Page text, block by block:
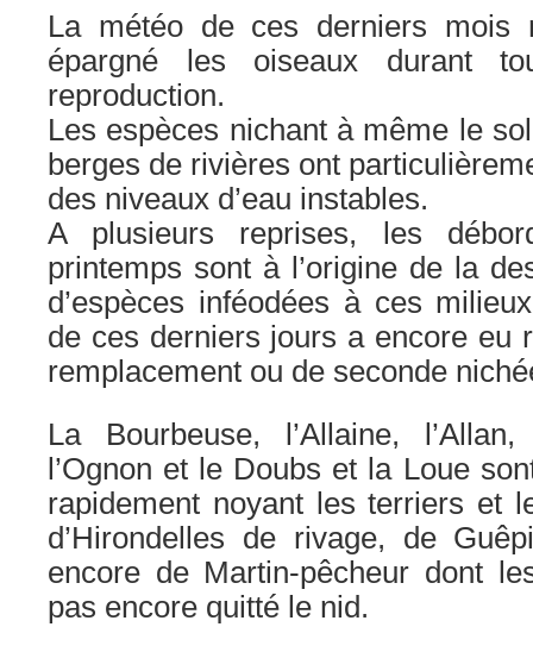
La météo de ces derniers mois
épargné les oiseaux durant
reproduction.
Les espèces nichant à même le
berges de rivières ont
des niveaux d’eau instables.
A plusieurs reprises, les
printemps sont à l’origine de la
d’espèces inféodées à ces
de ces derniers jours a encore eu
remplacement ou de seconde
La Bourbeuse, l’Allaine,
l’Ognon et le Doubs et la Loue
rapidement noyant les terriers et
d’Hirondelles de rivage, de
encore de Martin-pêcheur dont
pas encore quitté le nid.